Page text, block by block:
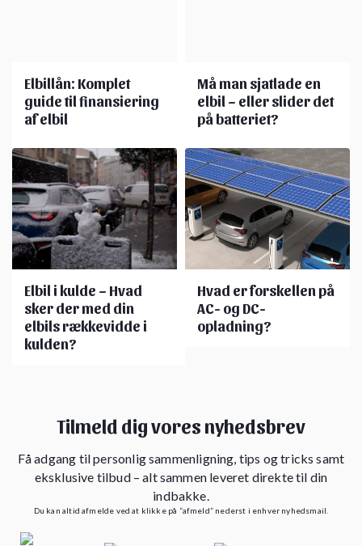
Elbillån: Komplet
guide til finansiering
af elbil
Må man sjatlade en
elbil – eller slider det
på batteriet?
Elbil i kulde – Hvad
sker der med din
elbils rækkevidde i
kulden?
Hvad er forskellen på
AC- og DC-
opladning?
Tilmeld dig vores nyhedsbrev
Få adgang til personlig sammenligning, tips og tricks samt
eksklusive tilbud – alt sammen leveret direkte til din
indbakke.
Du kan altid afmelde ved at klikke på “afmeld” nederst i enhver nyhedsmail.